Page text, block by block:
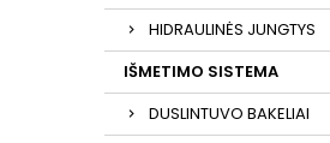
HIDRAULINĖS JUNGTYS
IŠMETIMO SISTEMA
DUSLINTUVO BAKELIAI